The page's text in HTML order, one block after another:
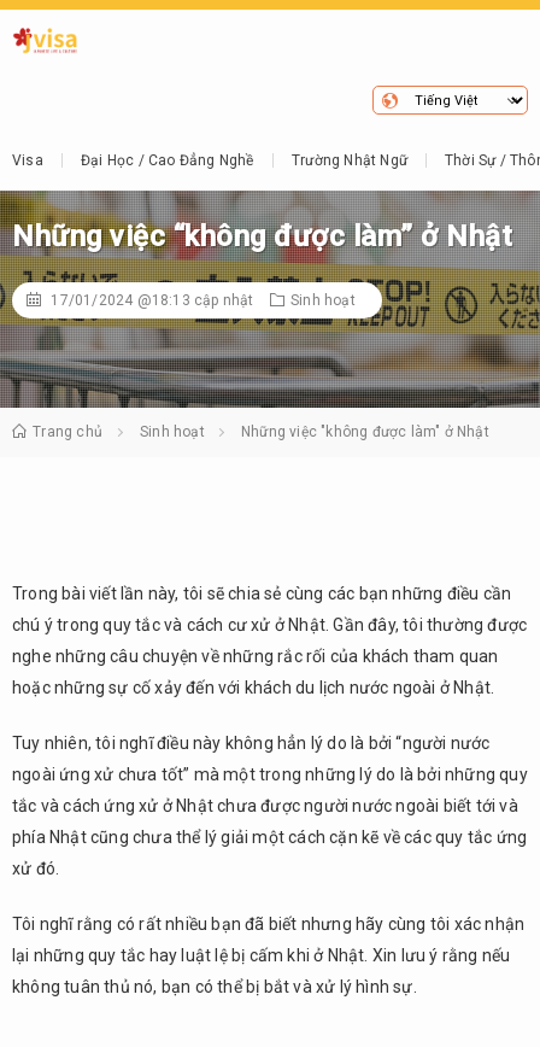
Visa Đại Học / Cao Đẳng Nghề Trường Nhật Ngữ Thời Sự /
Những việc “không được làm” ở Nhật
17/01/2024 @18:13 cập nhật Sinh hoạt
Trang chủ Sinh hoạt Những việc "không được làm" ở Nhật
Trong bài viết lần này, tôi sẽ chia sẻ cùng các bạn những điều cần
chú ý trong quy tắc và cách cư xử ở Nhật. Gần đây, tôi thường được
nghe những câu chuyện về những rắc rối của khách tham quan
hoặc những sự cố xảy đến với khách du lịch nước ngoài ở Nhật.
Tuy nhiên, tôi nghĩ điều này không hẳn lý do là bởi “người nước
ngoài ứng xử chưa tốt” mà một trong những lý do là bởi những quy
tắc và cách ứng xử ở Nhật chưa được người nước ngoài biết tới và
phía Nhật cũng chưa thể lý giải một cách cặn kẽ về các quy tắc ứng
xử đó.
Tôi nghĩ rằng có rất nhiều bạn đã biết nhưng hãy cùng tôi xác nhận
lại những quy tắc hay luật lệ bị cấm khi ở Nhật. Xin lưu ý rằng nếu
không tuân thủ nó, bạn có thể bị bắt và xử lý hình sự.